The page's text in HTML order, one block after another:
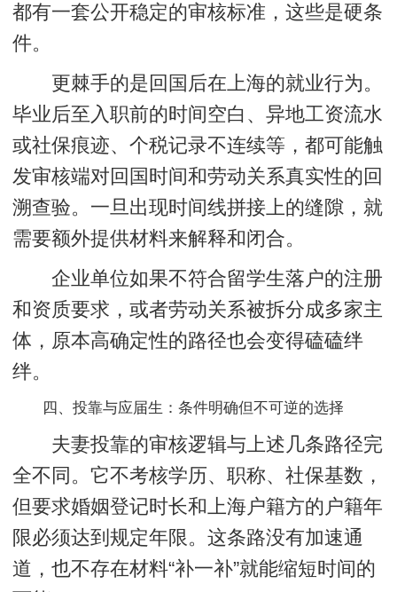
都有一套公开稳定的审核标准，这些是硬条
件。
更棘手的是回国后在上海的就业行为。
毕业后至入职前的时间空白、异地工资流水
或社保痕迹、个税记录不连续等，都可能触
发审核端对回国时间和劳动关系真实性的回
溯查验。一旦出现时间线拼接上的缝隙，就
需要额外提供材料来解释和闭合。
企业单位如果不符合留学生落户的注册
和资质要求，或者劳动关系被拆分成多家主
体，原本高确定性的路径也会变得磕磕绊
绊。
四、投靠与应届生：条件明确但不可逆的选择
夫妻投靠的审核逻辑与上述几条路径完
全不同。它不考核学历、职称、社保基数，
但要求婚姻登记时长和上海户籍方的户籍年
限必须达到规定年限。这条路没有加速通
道，也不存在材料“补一补”就能缩短时间的